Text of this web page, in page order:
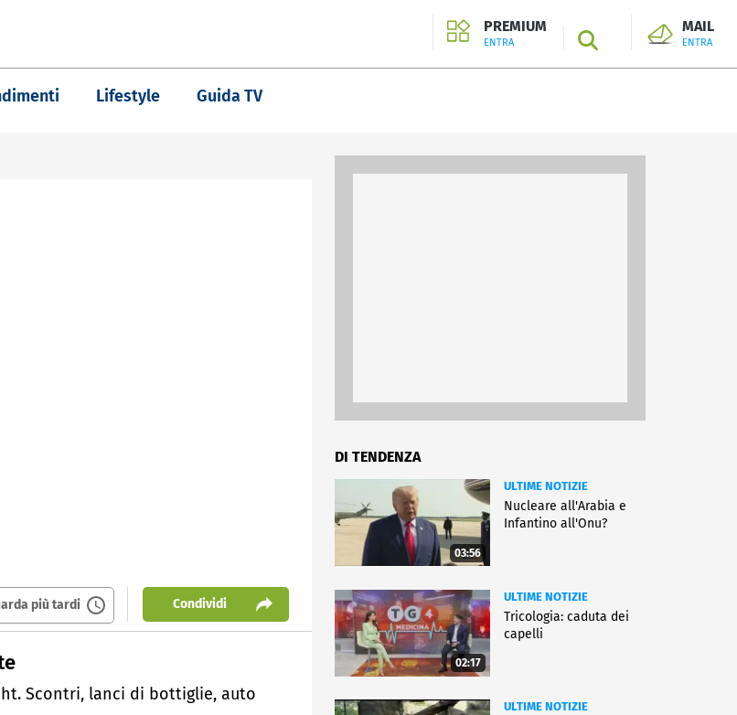
PREMIUM
ENTRA SEARCH
MAIL
ENTRA
Lifestyle Guida TV
più tardi Condividi
Scontri, lanci di bottiglie, auto
DI TENDENZA
03:56
ULTIME NOTIZIE
Nucleare all'Arabia e
Infantino all'Onu?
02:17
ULTIME NOTIZIE
Tricologia: caduta dei
capelli
ULTIME NOTIZIE